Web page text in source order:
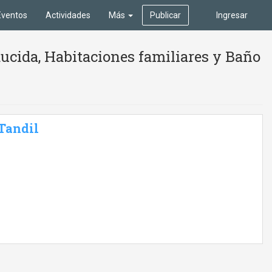
Ingresar
Actividades Más Publicar
Habitaciones familiares y Baño